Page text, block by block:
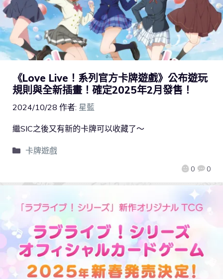
《Love Live！系列官方卡牌遊戲》公布遊玩
規則與全新插畫！確定2025年2月發售！
2024/10/28 作者: 星藍
0 0
繼SIC之後又有新的卡牌可以收藏了～
卡牌遊戲